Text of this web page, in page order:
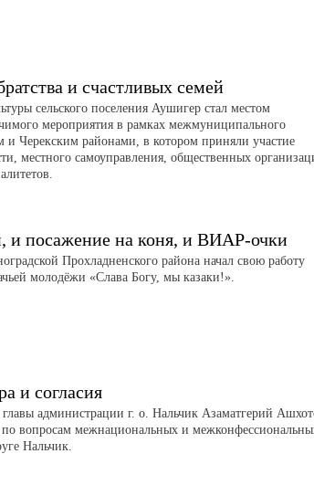
и счастливых семей
сельского поселения Аушигер стал местом
мероприятия в рамках межмуниципального
и Черекским районами, в котором приняли участие
местного самоуправления, общественных
и посажение на коня, и ВИАР-очки
Прохладненского района начал свою работу
молодёжи «Слава Богу, мы казаки!».
и согласия
администрации г. о. Нальчик Азаматгерий
по вопросам межнациональных и
Нальчик.